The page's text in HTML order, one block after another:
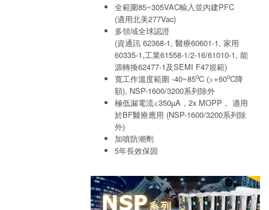
全範圍85~305VAC輸入並內建PFC
(適用北美277Vac)
多領域全球認證
(資通訊 62368-1, 醫療60601-1, 家用
60335-1,工業61558-1/2-16/61010-1, 能
源轉換62477-1及SEMI F47規範)
寬工作溫度範圍 -40~85oC (>+60oC降
額), NSP-1600/3200系列除外
極低漏電流<350µA，2x MOPP， 適用
於BF醫療應用 (NSP-1600/3200系列除
外)
加噴防潮劑
5年長效保固